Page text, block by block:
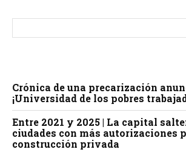
Crónica de una precarización
¡Universidad de los pobres
Entre 2021 y 2025 | La capital
ciudades con más autorizaciones
construcción privada